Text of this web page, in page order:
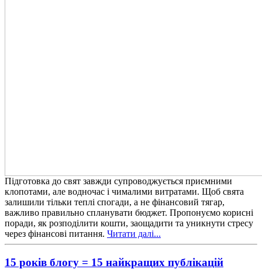
Підготовка до свят завжди супроводжується приємними
клопотами, але водночас і чималими витратами. Щоб свята
залишили тільки теплі спогади, а не фінансовий тягар,
важливо правильно спланувати бюджет. Пропонуємо корисні
поради, як розподілити кошти, заощадити та уникнути стресу
через фінансові питання. Читати далі...
15 років блогу = 15 найкращих публікацій